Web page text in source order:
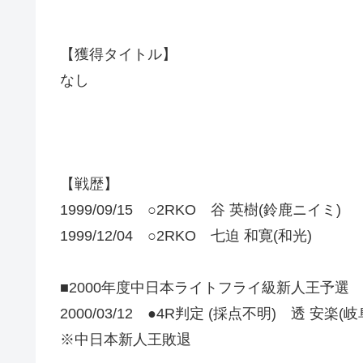
【獲得タイトル】
なし
【戦歴】
1999/09/15 ○2RKO 谷 英樹(鈴鹿ニイミ)
1999/12/04 ○2RKO 七迫 和寛(和光)
■2000年度中日本ライトフライ級新人王予選
2000/03/12 ●4R判定 (採点不明) 透 安楽(岐
※中日本新人王敗退